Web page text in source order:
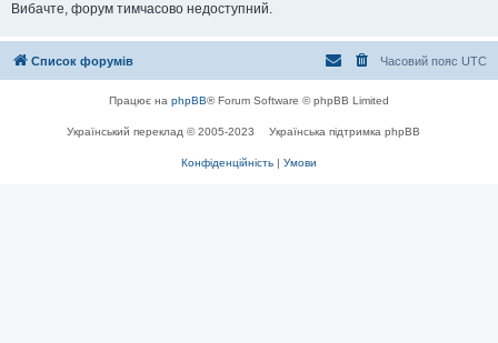
Вибачте, форум тимчасово недоступний.
Список форумів Часовий пояс UTC
Працює на phpBB® Forum Software © phpBB Limited
Український переклад © 2005-2023 Українська підтримка phpBB
Конфіденційність | Умови